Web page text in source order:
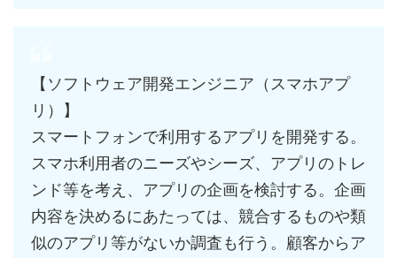
【ソフトウェア開発エンジニア（スマホアプ
リ）】
スマートフォンで利用するアプリを開発する。
スマホ利用者のニーズやシーズ、アプリのトレ
ンド等を考え、アプリの企画を検討する。企画
内容を決めるにあたっては、競合するものや類
似のアプリ等がないか調査も行う。顧客からア